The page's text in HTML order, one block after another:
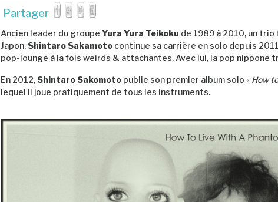
Partager
Ancien leader du groupe Yura Yura Teikoku de 1989 à 2010, un
Japon, Shintaro Sakamoto continue sa carrière en solo depuis
pop-lounge à la fois weirds & attachantes. Avec lui, la pop nippone
En 2012, Shintaro Sakomoto publie son premier album solo « How
lequel il joue pratiquement de tous les instruments.